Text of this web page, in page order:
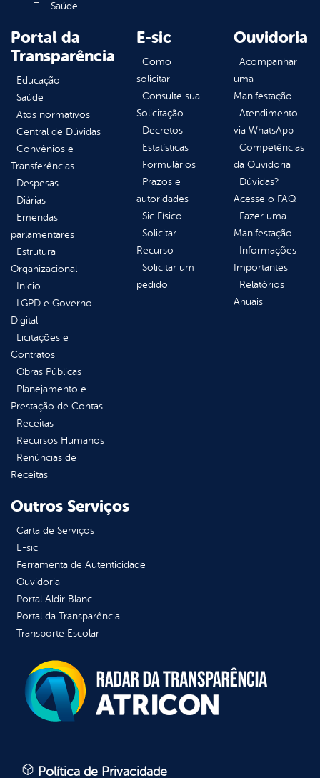
Saúde
Portal da
Transparência
Educação
Saúde
Atos normativos
Central de Dúvidas
Convênios e
Transferências
Despesas
Diárias
Emendas
parlamentares
Estrutura
Organizacional
Inicio
LGPD e Governo
Digital
Licitações e
Contratos
Obras Públicas
Planejamento e
Prestação de Contas
Receitas
Recursos Humanos
Renúncias de
Receitas
E-sic
Como
solicitar
Consulte sua
Solicitação
Decretos
Estatísticas
Formulários
Prazos e
autoridades
Sic Físico
Solicitar
Recurso
Solicitar um
pedido
Ouvidoria
Acompanhar
uma
Manifestação
Atendimento
via WhatsApp
Competências
da Ouvidoria
Dúvidas?
Acesse o FAQ
Fazer uma
Manifestação
Informações
Importantes
Relatórios
Anuais
Outros Serviços
Carta de Serviços
E-sic
Ferramenta de Autenticidade
Ouvidoria
Portal Aldir Blanc
Portal da Transparência
Transporte Escolar
Política de Privacidade